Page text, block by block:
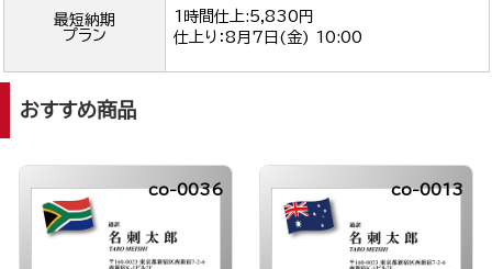
最短納期
プラン
1時間仕上:5,830円
仕上り：8月7日(金) 10:00
おすすめ商品
co-0036 co-0013